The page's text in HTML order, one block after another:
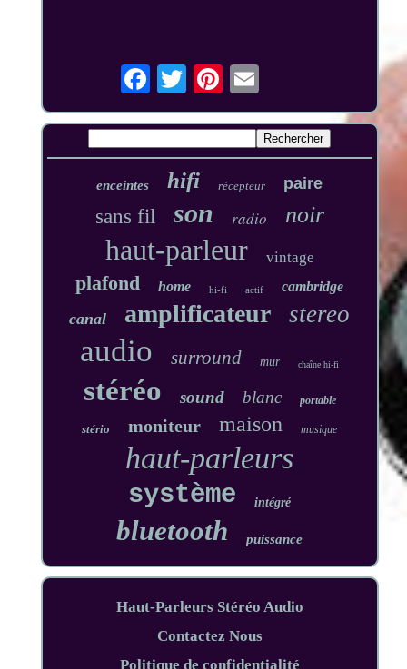
enceintes hifi récepteur paire
sans fil son radio noir
haut-parleur vintage
plafond home hi-fi actif cambridge
canal amplificateur stereo
audio surround mur chaîne hi-fi
stéréo sound blanc portable
stério moniteur maison musique
haut-parleurs
système intégré
bluetooth puissance
Haut-Parleurs Stéréo Audio
Contactez Nous
Politique de confidentialité